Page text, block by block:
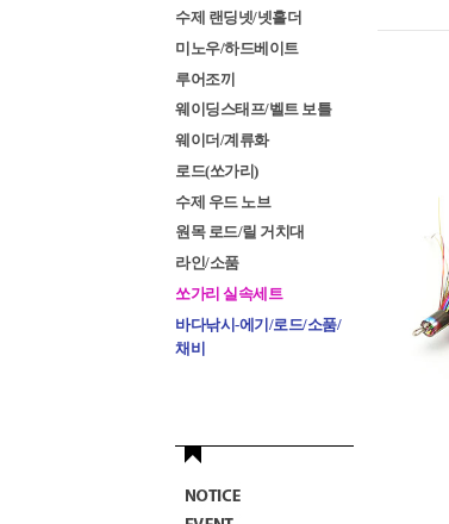
수제 랜딩넷/넷홀더
미노우/하드베이트
루어조끼
웨이딩스태프/벨트 보틀
웨이더/계류화
로드(쏘가리)
수제 우드 노브
원목 로드/릴 거치대
라인/소품
쏘가리 실속세트
바다낚시-에기/로드/소품/
채비